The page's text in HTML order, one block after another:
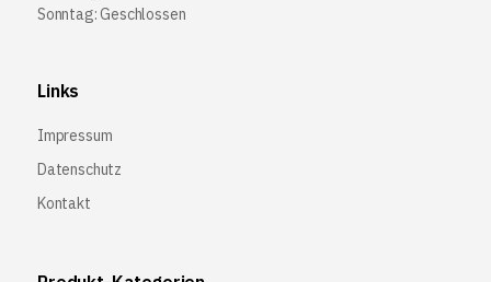
Sonntag: Geschlossen
Links
Impressum
Datenschutz
Kontakt